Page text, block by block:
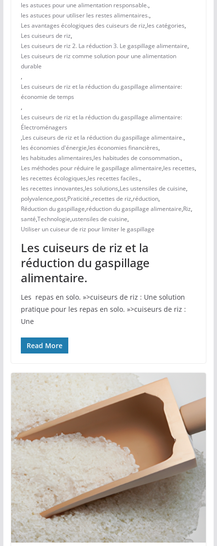
les astuces pour une alimentation responsable.,
les astuces pour utiliser les restes alimentaires.,
Les avantages écologiques des cuiseurs de riz,les catégories,
Les cuiseurs de riz,
Les cuiseurs de riz 2. La réduction 3. Le gaspillage alimentaire,
Les cuiseurs de riz comme solution pour une alimentation
durable
,
Les cuiseurs de riz et la réduction du gaspillage alimentaire:
économie de temps
,
Les cuiseurs de riz et la réduction du gaspillage alimentaire:
Électroménagers
,Les cuiseurs de riz et la réduction du gaspillage alimentaire.,
les économies d'énergie,les économies financières,
les habitudes alimentaires,les habitudes de consommation.,
Les méthodes pour réduire le gaspillage alimentaire,les recettes,
les recettes écologiques,les recettes faciles.,
les recettes innovantes,les solutions,Les ustensiles de cuisine,
polyvalence,post,Praticité.,recettes de riz,réduction,
Réduction du gaspillage,réduction du gaspillage alimentaire,Riz,
santé,Technologie,ustensiles de cuisine,
Utiliser un cuiseur de riz pour limiter le gaspillage
Les cuiseurs de riz et la
réduction du gaspillage
alimentaire.
Les ‍ repas en solo. »>cuiseurs de riz : Une solution
pratique pour les repas en solo. »>cuiseurs de riz :
Une
Read More